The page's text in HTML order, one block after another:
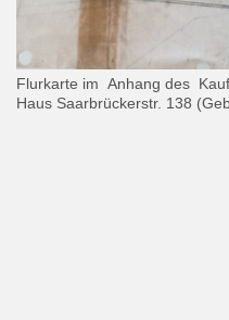
Flurkarte im Anhang des
Haus Saarbrückerstr. 138